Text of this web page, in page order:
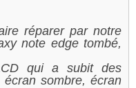
réparer par notre
note edge tombé,
qui a subit des
sombre, écran